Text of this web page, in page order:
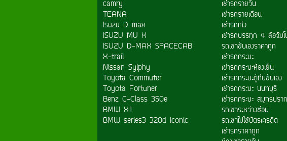
camry
TEANA
Isuzu D-max
ISUZU MU X
ISUZU D-MAX SPACECAB
X-trail
Nissan Sylphy
Toyota Commuter
Toyota Fortuner
Benz C-Class 350e
BMW X1
BMW series3 320d Iconic
เช่ารถรายวัน
เช่ารถรายเดือน
เช่ารถเก๋ง
เช่ารถบรรทุก 4 ล้อจัม
รถเช่าขับเองราคาถูก
เช่ารถกระบะ
เข่ารถกระบะห้องเย็น
เช่ารถกระบะตู้ทึบขับเอง
เช่ารถกระบะ นนทบุรี
เช่ารถกระบะ สมุทรปรา
รถเช่าระหว่างซ่อม
รถเช่าไม่ใช้บัตรเครดิต
เช่ารถราคาถูก